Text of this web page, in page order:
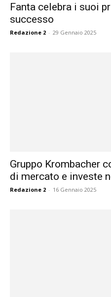
Fanta celebra i suoi
successo
Redazione 2 - 29 Gennaio 2025
Gruppo Krombacher
di mercato e investe
Redazione 2 - 16 Gennaio 2025